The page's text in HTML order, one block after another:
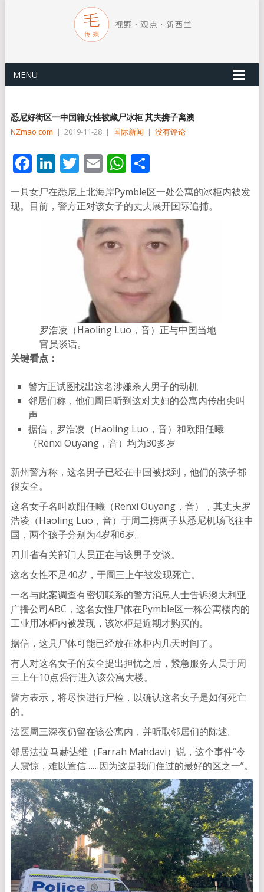
MENU
悉尼好街区一中国籍女性被藏尸冰柜 其夫携子离澳
NZmao com | 2019-11-28 | 国际新闻 | 没有评论
Facebook
LinkedIn
Twitter
EmailWhatsApp
分
享
一具女尸在悉尼上北海岸Pymble区一处公寓的冰柜内被发
现。目前，警方正对该女子的丈夫展开国际追捕。
罗浩凌（Haoling Luo，音）正与中国当地
官员谈话。
关键看点：
警方正试图找出这名涉嫌杀人男子的动机
邻居们称，他们周日听到这对夫妇的公寓内传出尖叫
声
据信，罗浩凌（Haoling Luo，音）和欧阳任曦
（Renxi Ouyang，音）均为30多岁
新州警方称，这名男子已经在中国被找到，他们的孩子都
很安全。
这名女子名叫欧阳任曦（Renxi Ouyang，音），其丈夫罗
浩凌（Haoling Luo，音）于周二携两子从悉尼机场飞往中
国，两个孩子分别为4岁和6岁。
四川省有关部门人员正在与该男子交谈。
这名女性不足40岁，于周三上午被发现死亡。
一名与此案调查有密切联系的警方消息人士告诉澳大利亚
广播公司ABC，这名女性尸体在Pymble区一栋公寓楼内的
工业用冰柜内被发现，该冰柜是近期才购买的。
据信，这具尸体可能已经放在冰柜内几天时间了。
有人对这名女子的安全提出担忧之后，紧急服务人员于周
三上午10点强行进入该公寓大楼。
警方表示，将尽快进行尸检，以确认这名女子是如何死亡
的。
法医周三深夜仍留在该公寓内，并听取邻居们的陈述。
邻居法拉·马赫达维（Farrah Mahdavi）说，这个事件“令
人震惊，难以置信……因为这是我们住过的最好的区之一”。